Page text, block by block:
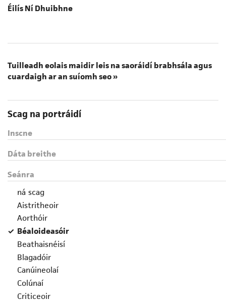
Éilís Ní Dhuibhne
Tuilleadh eolais maidir leis na saoráidí brabhsála agus
cuardaigh ar an suíomh seo »
Scag na portráidí
Inscne
Dáta breithe
Seánra
ná scag
Aistritheoir
Aorthóir
Béaloideasóir
Beathaisnéisí
Blagadóir
Canúineolaí
Colúnaí
Criticeoir